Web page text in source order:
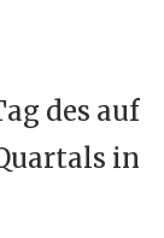
des auf
in